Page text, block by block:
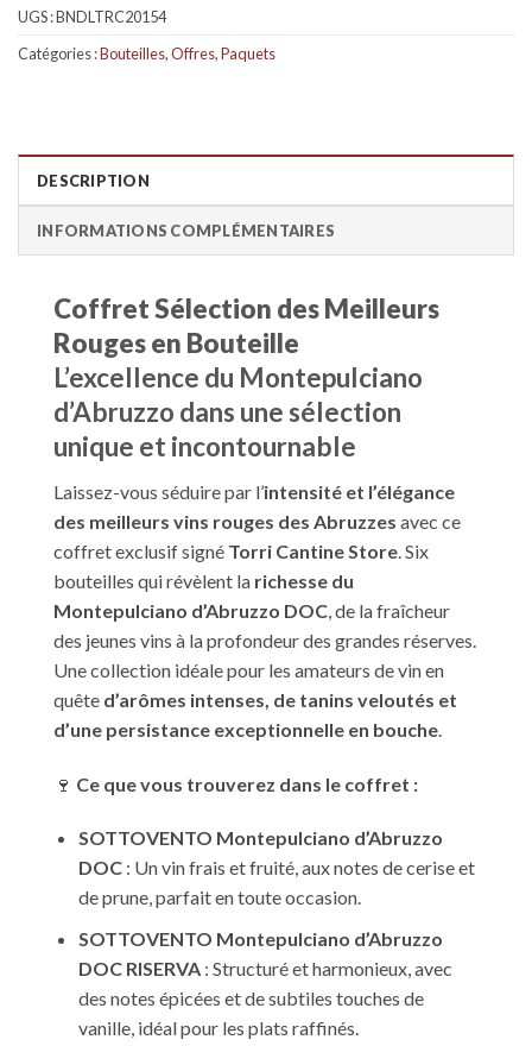
UGS :BNDLTRC20154
Catégories :Bouteilles,Offres,Paquets
DESCRIPTION
INFORMATIONS COMPLÉMENTAIRES
Coffret Sélection des Meilleurs
Rouges en Bouteille
L’excellence du Montepulciano
d’Abruzzo dans une sélection
unique et incontournable
Laissez-vous séduire par l’intensité et l’élégance
des meilleurs vins rouges des Abruzzes avec ce
coffret exclusif signé Torri Cantine Store . Six
bouteilles qui révèlent la richesse du
Montepulciano d’Abruzzo DOC , de la fraîcheur
des jeunes vins à la profondeur des grandes réserves.
Une collection idéale pour les amateurs de vin en
quête d’arômes intenses, de tanins veloutés et
d’une persistance exceptionnelle en bouche
🍷 Ce que vous trouverez dans le coffret :
SOTTOVENTO Montepulciano d’Abruzzo
DOC: Un vin frais et fruité, aux notes de cerise et
de prune, parfait en toute occasion.
SOTTOVENTO Montepulciano d’Abruzzo
DOC RISERVA: Structuré et harmonieux, avec
des notes épicées et de subtiles touches de
vanille, idéal pour les plats raffinés.